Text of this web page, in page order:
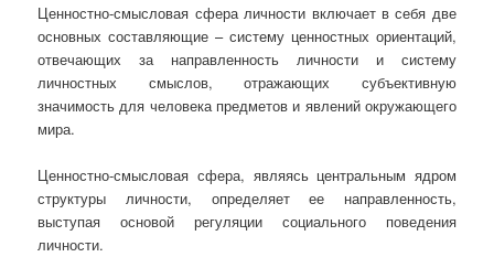
Ценностно-смысловая сфера личности включает в себя две
основных составляющие – систему ценностных ориентаций,
отвечающих за направленность личности и систему
личностных смыслов, отражающих субъективную
значимость для человека предметов и явлений окружающего
мира.
Ценностно-смысловая сфера, являясь центральным ядром
структуры личности, определяет ее направленность,
выступая основой регуляции социального поведения
личности.